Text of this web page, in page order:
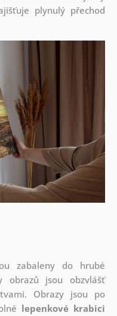
plynulý přechod
zabaleny do hrubé
obrazů jsou obzvlášť
Obrazy jsou po
lepenkové krabici